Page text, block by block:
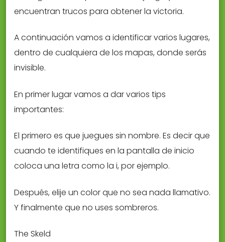
encuentran trucos para obtener la victoria.
A continuación vamos a identificar varios lugares,
dentro de cualquiera de los mapas, donde serás
invisible.
En primer lugar vamos a dar varios tips
importantes:
El primero es que juegues sin nombre. Es decir que
cuando te identifiques en la pantalla de inicio
coloca una letra como la i, por ejemplo.
Después, elije un color que no sea nada llamativo.
Y finalmente que no uses sombreros.
The Skeld